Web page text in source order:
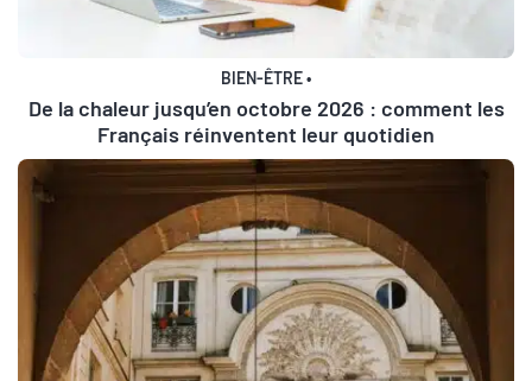
BIEN-ÊTRE•
De la chaleur jusqu’en octobre 2026 : comment les
Français réinventent leur quotidien